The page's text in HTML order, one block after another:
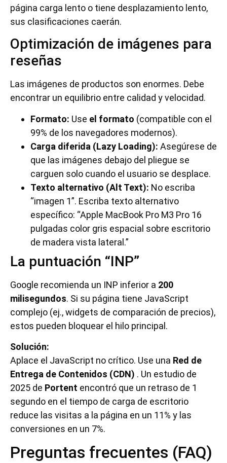
página carga lento o tiene desplazamiento lento,
sus clasificaciones caerán.
Optimización de imágenes para
reseñas
Las imágenes de productos son enormes. Debe
encontrar un equilibrio entre calidad y velocidad.
Formato: Use el formato (compatible con el
99% de los navegadores modernos).
Carga diferida (Lazy Loading): Asegúrese de
que las imágenes debajo del pliegue se
carguen solo cuando el usuario se desplace.
Texto alternativo (Alt Text): No escriba
“imagen 1”. Escriba texto alternativo
específico: “Apple MacBook Pro M3 Pro 16
pulgadas color gris espacial sobre escritorio
de madera vista lateral.”
La puntuación “INP”
Google recomienda un INP inferior a 200
milisegundos. Si su página tiene JavaScript
complejo (ej., widgets de comparación de precios),
estos pueden bloquear el hilo principal.
Solución:
Aplace el JavaScript no crítico. Use una Red de
Entrega de Contenidos (CDN) . Un estudio de
2025 de Portent encontró que un retraso de 1
segundo en el tiempo de carga de escritorio
reduce las visitas a la página en un 11% y las
conversiones en un 7%.
Preguntas frecuentes (FAQ)